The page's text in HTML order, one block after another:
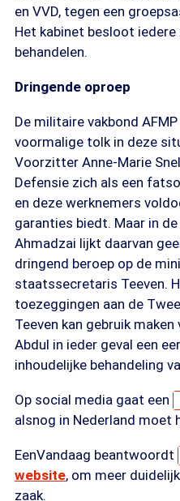
en VVD, tegen een
Het kabinet besloot
behandelen.
Dringende oproep
De militaire vakbond
voormalige tolk in deze
Voorzitter Anne-Marie
Defensie zich als een
en deze werknemers
garanties biedt. Maar in
Ahmadzai lijkt daarvan
dringend beroep op de
staatssecretaris Teeven.
toezeggingen aan de
Teeven kan gebruik
Abdul in ieder geval een
inhoudelijke behandeling
Op social media gaat een
alsnog in Nederland moet
EenVandaag beantwoordt
website, om meer
zaak.